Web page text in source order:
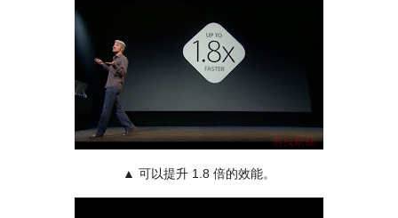
▲ 可以提升 1.8 倍的效能。